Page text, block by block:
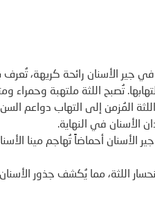
في جير الأسنان رائحة كريهة، تُعرف
تُصبح اللثة ملتهبة
المُزمن إلى التهاب دواعم
الأسنان في النهاية.
جير الأسنان أحماضاً تُهاجم مينا
اللثة، مما يُكشف جذور